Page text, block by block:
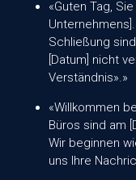
«Guten Tag,
Schließung
[Datum] nicht
Verständnis».»
«Willkommen
Büros sind am
Wir beginnen
uns Ihre